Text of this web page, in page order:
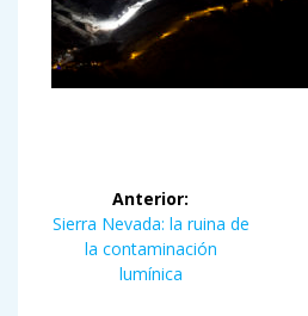
Navegación
de
entradas
Anterior:
Entrada
anterior:
Sierra Nevada: la ruina de
la contaminación
lumínica